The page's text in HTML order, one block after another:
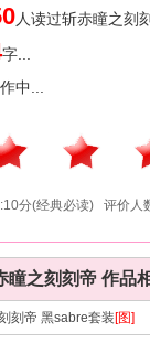
人读过斩赤瞳之刻
字...
中...
分(经典必读) 评价人
瞳之刻刻帝 作品
刻帝 黑sabre套装[图]